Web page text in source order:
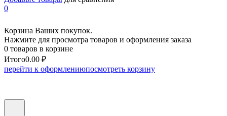
0
Корзина Ваших покупок.
Нажмите для просмотра товаров и оформления заказа
0 товаров в корзине
Итого0.00 ₽
перейти к оформлениюпосмотреть корзину